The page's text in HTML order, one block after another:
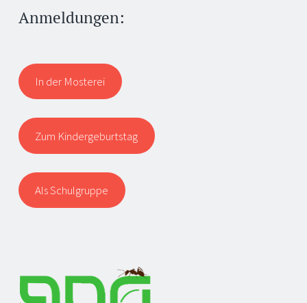
Anmeldungen:
In der Mosterei
Zum Kindergeburtstag
Als Schulgruppe